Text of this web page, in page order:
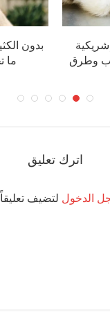
وطرق
بدون
ما
اترك تعليق
الدخول لتضيف